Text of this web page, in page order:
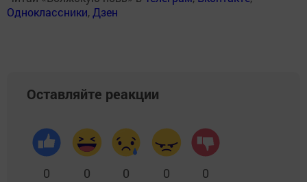
Одноклассники, Дзен
Оставляйте реакции
0 0 0 0 0